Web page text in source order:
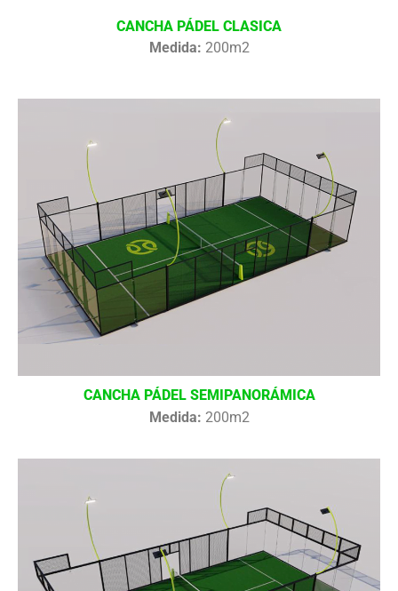
CANCHA PÁDEL CLASICA
Medida: 200m2
CANCHA PÁDEL SEMIPANORÁMICA
Medida: 200m2